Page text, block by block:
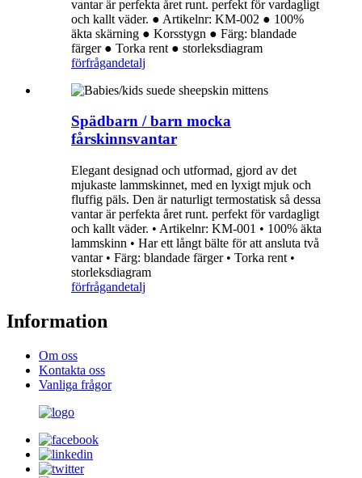
vantar är perfekta året runt. perfekt för vardagligt
och kallt väder. ● Artikelnr: KM-002 ● 100%
äkta skärning ● Korsstygn ● Färg: blandade
färger ● Torka rent ● storleksdiagram
förfrågandetalj
Spädbarn / barn mocka
fårskinnsvantar
Elegant designad och utformad, gjord av det
mjukaste lammskinnet, med en lyxigt mjuk och
fluffig päls. Den är naturligt termostatisk så dessa
vantar är perfekta året runt. perfekt för vardagligt
och kallt väder. • Artikelnr: KM-001 • 100% äkta
lammskinn • Har ett långt bälte för att ansluta två
vantar • Färg: blandade färger • Torka rent •
storleksdiagram
förfrågandetalj
Information
Om oss
Kontakta oss
Vanliga frågor